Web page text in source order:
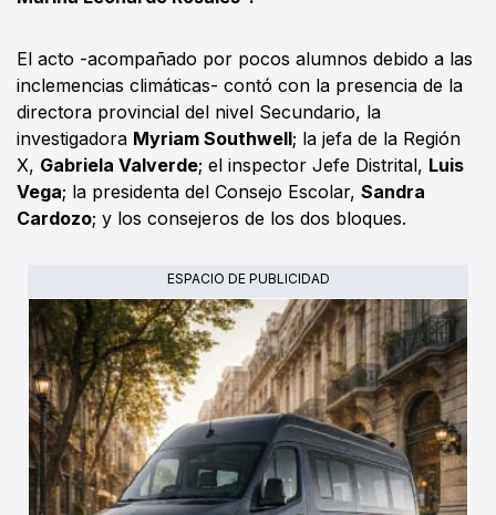
El acto -acompañado por pocos alumnos debido a las
inclemencias climáticas- contó con la presencia de la
directora provincial del nivel Secundario, la
investigadora Myriam Southwell; la jefa de la Región
X, Gabriela Valverde; el inspector Jefe Distrital, Luis
Vega; la presidenta del Consejo Escolar, Sandra
Cardozo; y los consejeros de los dos bloques.
ESPACIO DE PUBLICIDAD